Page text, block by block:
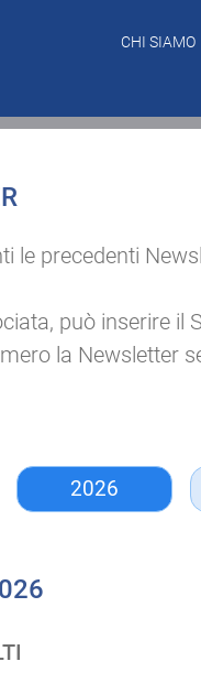
CHI SIAMO
le precedenti
può inserire
la Newsletter
2026